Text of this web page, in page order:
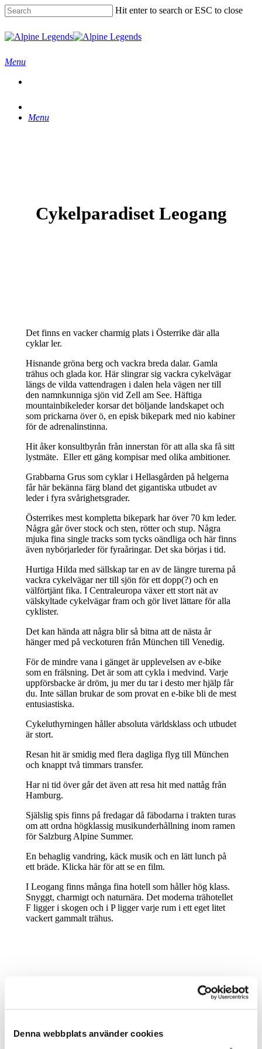
Denna webbplats använder cookies
Skip
to
main
content
Hit enter to search or ESC to close
Close
Menu
Menu
Cykelparadiset Leogang
Det finns en vacker charmig plats i Österrike där alla
cyklar ler.
Hisnande gröna berg och vackra breda dalar. Gamla
trähus och glada kor. Här slingrar sig vackra cykelvägar
längs de vilda vattendragen i dalen hela vägen ner till
den namnkunniga sjön vid Zell am See. Häftiga
mountainbikeleder korsar det böljande landskapet och
som prickarna över ö, en episk bikepark med nio kabiner
för de adrenalinstinna.
Hit åker konsultbyrån från innerstan för att alla ska få sitt
lystmäte. Eller ett gäng kompisar med olika ambitioner.
Grabbarna Grus som cyklar i Hellasgården på helgerna
får här bekänna färg bland det gigantiska utbudet av
leder i fyra svårighetsgrader.
Österrikes mest kompletta bikepark har över 70 km leder.
Några går över stock och sten, rötter och stup. Några
mjuka fina single tracks som tycks oändliga och här finns
även nybörjarleder för fyraåringar. Det ska börjas i tid.
Hurtiga Hilda med sällskap tar en av de längre turerna på
vackra cykelvägar ner till sjön för ett dopp(?) och en
välförtjänt fika. I Centraleuropa växer ett stort nät av
välskyltade cykelvägar fram och gör livet lättare för alla
cyklister.
Det kan hända att några blir så bitna att de nästa år
hänger med på veckoturen från München till Venedig.
För de mindre vana i gänget är upplevelsen av e-bike
som en frälsning. Det är som att cykla i medvind. Varje
uppförsbacke är dröm, ju mer du tar i desto mer hjälp får
du. Inte sällan brukar de som provat en e-bike bli de mest
entusiastiska.
Cykeluthyrningen håller absoluta världsklass och utbudet
är stort.
Resan hit är smidig med flera dagliga flyg till München
och knappt två timmars transfer.
Har ni tid över går det även att resa hit med nattåg från
Hamburg.
Själslig spis finns på fredagar då fäbodarna i trakten turas
om att ordna högklassig musikunderhållning inom ramen
för Salzburg Alpine Summer.
En behaglig vandring, käck musik och en lätt lunch på
ett bräde. Klicka här för att se en film.
I Leogang finns många fina hotell som håller hög klass.
Snyggt, charmigt och naturnära. Det moderna trähotellet
F ligger i skogen och i P ligger varje rum i ett eget litet
vackert gammalt trähus.
”Cykla är ett bra verb. Det för handlingen framåt.”